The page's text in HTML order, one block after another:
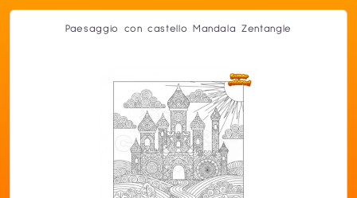
Paesaggio con castello Mandala Zentangle